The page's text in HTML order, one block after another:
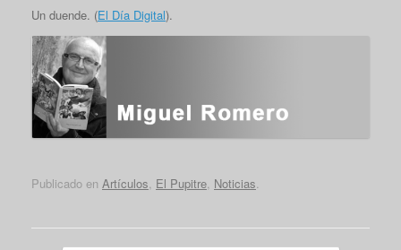
Un duende. (El Día Digital).
Publicado en Artículos El Pupitre Noticias